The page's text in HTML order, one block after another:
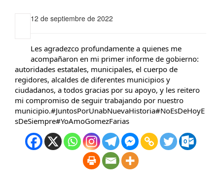
12 de septiembre de 2022
Les agradezco profundamente a quienes me
acompañaron en mi primer informe de gobierno:
autoridades estatales, municipales, el cuerpo de
regidores, alcaldes de diferentes municipios y
ciudadanos, a todos gracias por su apoyo, y les reitero
mi compromiso de seguir trabajando por nuestro
municipio.#JuntosPorUnabNuevaHistoria#NoEsDeHoyE
sDeSiempre#YoAmoGomezFarias